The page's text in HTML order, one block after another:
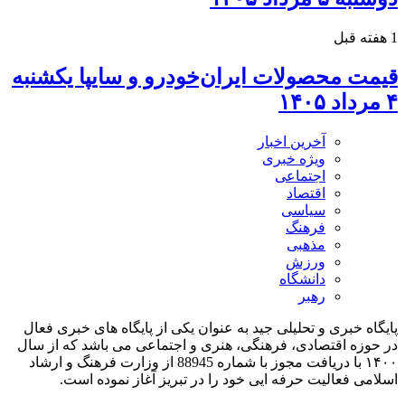
1 هفته قبل
قیمت محصولات ایران‌خودرو و سایپا یکشنبه
۴ مرداد ۱۴۰۵
آخرین اخبار
ویژه خبری
اجتماعی
اقتصاد
سیاسی
فرهنگ
مذهبی
ورزش
دانشگاه
رهبر
پایگاه خبری و تحلیلی جید به عنوان یکی از پایگاه های خبری فعال
در حوزه اقتصادی، فرهنگی، هنری و اجتماعی می باشد که از سال
۱۴۰۰ با دریافت مجوز با شماره 88945 از وزارت فرهنگ و ارشاد
اسلامی فعالیت حرفه ایی خود را در تبریز آغاز نموده است.